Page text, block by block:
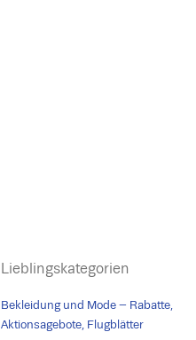
Lieblingskategorien
Bekleidung und Mode – Rabatte,
Aktionsagebote, Flugblätter